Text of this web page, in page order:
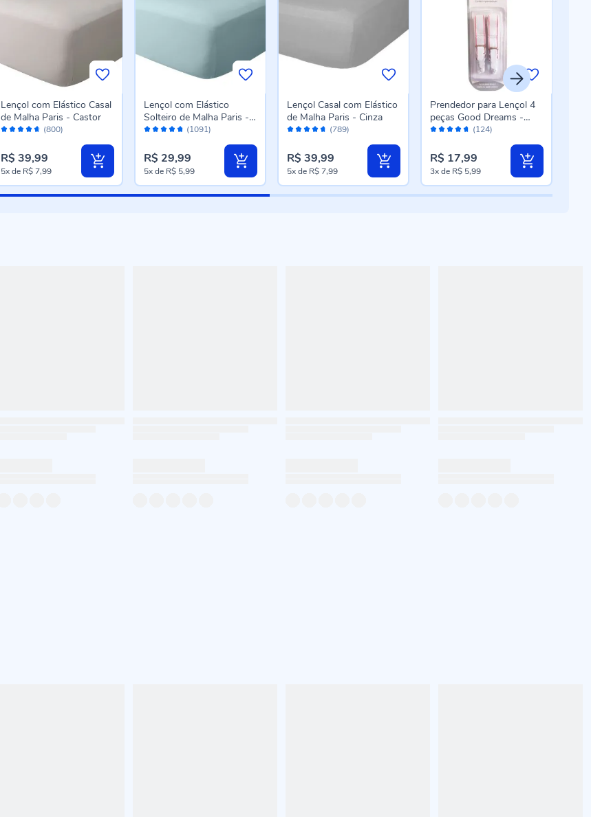
Avaliação: (800)
Lençol com Elástico Casal
de Malha Paris - Castor
R$ 39,99
5xde R$ 7,99
Avaliação: (1091)
Lençol com Elástico
Solteiro de Malha Paris -
Verde Topazio
R$ 29,99
5xde R$ 5,99
Avaliação: (789)
Lençol Casal com Elástico
de Malha Paris - Cinza
R$ 39,99
5xde R$ 7,99
Avaliação: (124)
Prendedor para Lençol 4
peças Good Dreams -
DIVERSOS
R$ 17,99
3xde R$ 5,99